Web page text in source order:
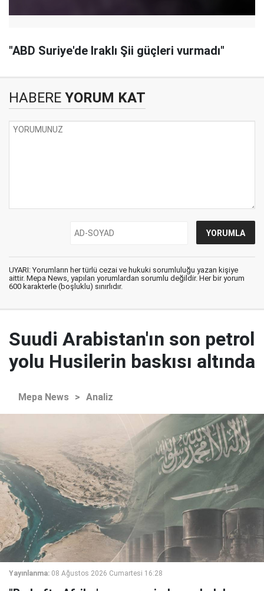
"ABD Suriye'de Iraklı Şii güçleri vurmadı"
HABERE YORUM KAT
UYARI: Yorumların her türlü cezai ve hukuki sorumluluğu yazan kişiye
aittir. Mepa News, yapılan yorumlardan sorumlu değildir. Her bir yorum
600 karakterle (boşluklu) sınırlıdır.
Suudi Arabistan'ın son petrol
yolu Husilerin baskısı altında
Mepa News > Analiz
Yayınlanma: 08 Ağustos 2026 Cumartesi 16:28